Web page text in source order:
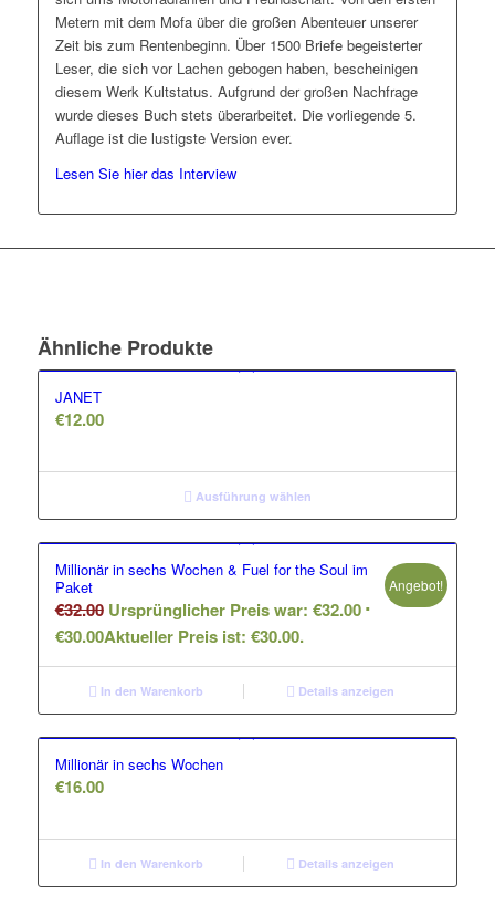
Metern mit dem Mofa über die großen Abenteuer unserer
Zeit bis zum Rentenbeginn. Über 1500 Briefe begeisterter
Leser, die sich vor Lachen gebogen haben, bescheinigen
diesem Werk Kultstatus. Aufgrund der großen Nachfrage
wurde dieses Buch stets überarbeitet. Die vorliegende 5.
Auflage ist die lustigste Version ever.
Lesen Sie hier das Interview
Ähnliche Produkte
JANET
€12.00
Ausführung wählen
Millionär in sechs Wochen & Fuel for the Soul im
Paket
€32.00 Ursprünglicher Preis war: €32.00
€30.00Aktueller Preis ist: €30.00.
Angebot!
In den Warenkorb Details anzeigen
Millionär in sechs Wochen
€16.00
In den Warenkorb Details anzeigen